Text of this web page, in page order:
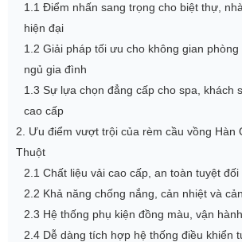
1.1 Điểm nhấn sang trọng cho biệt thự,
hiện đại
1.2 Giải pháp tối ưu cho không gian
ngủ gia đình
1.3 Sự lựa chọn đẳng cấp cho spa, khách
cao cấp
2. Ưu điểm vượt trội của rèm cầu vồng Hàn
Thuột
2.1 Chất liệu vải cao cấp, an toàn tuyệt
2.2 Khả năng chống nắng, cản nhiệt và
2.3 Hệ thống phụ kiện đồng màu, vận
2.4 Dễ dàng tích hợp hệ thống điều khiển